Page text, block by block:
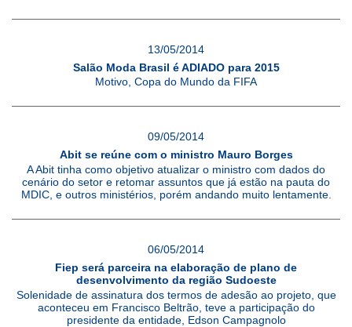
13/05/2014
Salão Moda Brasil é ADIADO para 2015
Motivo, Copa do Mundo da FIFA
09/05/2014
Abit se reúne com o ministro Mauro Borges
A Abit tinha como objetivo atualizar o ministro com dados do
cenário do setor e retomar assuntos que já estão na pauta do
MDIC, e outros ministérios, porém andando muito lentamente.
06/05/2014
Fiep será parceira na elaboração de plano de
desenvolvimento da região Sudoeste
Solenidade de assinatura dos termos de adesão ao projeto, que
aconteceu em Francisco Beltrão, teve a participação do
presidente da entidade, Edson Campagnolo